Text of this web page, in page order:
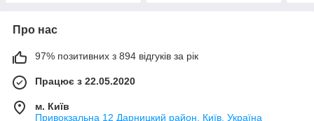
Про нас
97% позитивних з 894 відгуків за рік
Працює з 22.05.2020
м. Київ
Привокзальна 12 Дарницкий район, Київ, Україна